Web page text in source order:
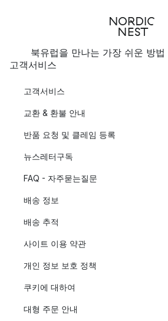
북유럽을 만나는 가장 쉬운 방
고객서비스
고객서비스
교환 & 환불 안내
반품 요청 및 클레임 등록
뉴스레터구독
FAQ - 자주묻는질문
배송 정보
배송 추적
사이트 이용 약관
개인 정보 보호 정책
쿠키에 대하여
대형 주문 안내